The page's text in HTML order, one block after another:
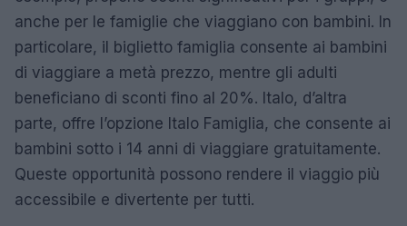
anche per le famiglie che viaggiano con bambini. In
particolare, il biglietto famiglia consente ai bambini
di viaggiare a metà prezzo, mentre gli adulti
beneficiano di sconti fino al 20%. Italo, d’altra
parte, offre l’opzione Italo Famiglia, che consente ai
bambini sotto i 14 anni di viaggiare gratuitamente.
Queste opportunità possono rendere il viaggio più
accessibile e divertente per tutti.